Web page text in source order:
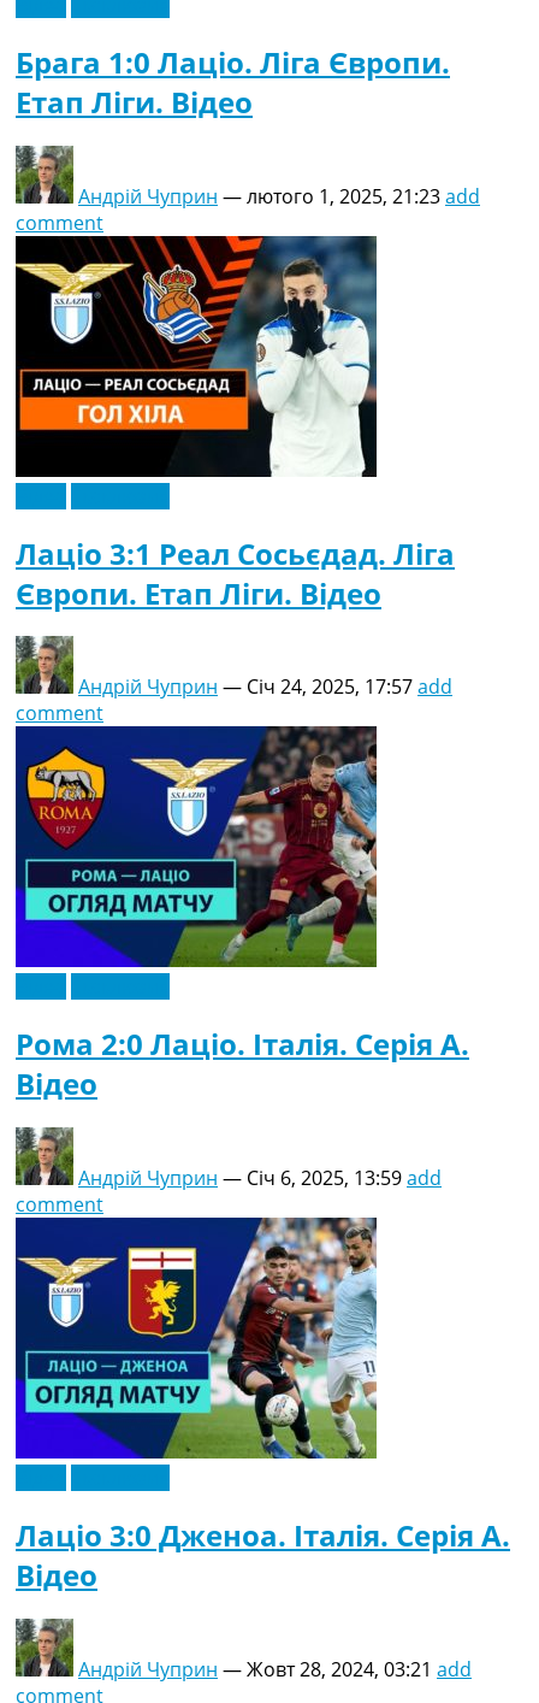
Брага 1:0 Лаціо. Ліга Європи.
Етап Ліги. Відео
Андрій Чуприн —лютого 1, 2025, 21:23add
comment
Лаціо 3:1 Реал Сосьєдад. Ліга
Європи. Етап Ліги. Відео
Андрій Чуприн — Січ 24, 2025, 17:57add
comment
Рома 2:0 Лаціо. Італія. Серія A.
Відео
Андрій Чуприн — Січ 6, 2025, 13:59add
comment
Лаціо 3:0 Дженоа. Італія. Серія A.
Відео
Андрій Чуприн —Жовт 28, 2024, 03:21 add
comment